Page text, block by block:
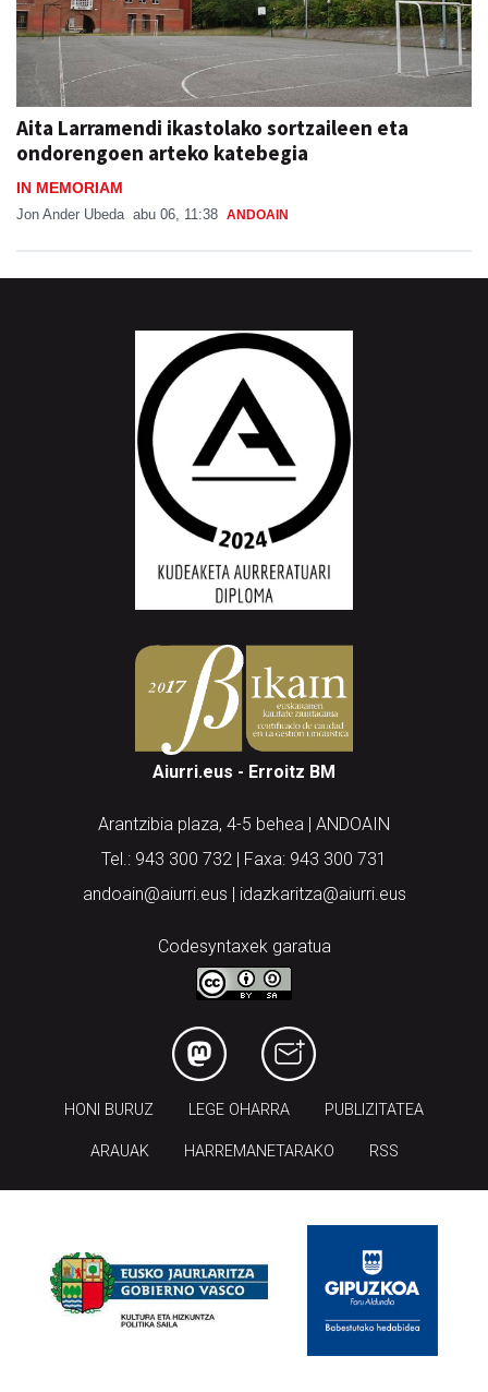
Aita Larramendi ikastolako sortzaileen eta
ondorengoen arteko katebegia
IN MEMORIAM
Jon Ander Ubeda abu 06, 11:38 ANDOAIN
Aiurri.eus - Erroitz BM
Arantzibia plaza, 4-5 behea | ANDOAIN
Tel.: 943 300 732 | Faxa: 943 300 731
andoain@aiurri.eus | idazkaritza@aiurri.eus
Codesyntaxek garatua
HONI BURUZ LEGE OHARRA PUBLIZITATEA
ARAUAK HARREMANETARAKO RSS